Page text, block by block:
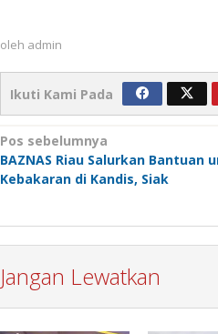
oleh admin
Ikuti Kami Pada
Navigasi
pos
Pos sebelumnya
BAZNAS Riau Salurkan Bantuan
Kebakaran di Kandis, Siak
Jangan Lewatkan